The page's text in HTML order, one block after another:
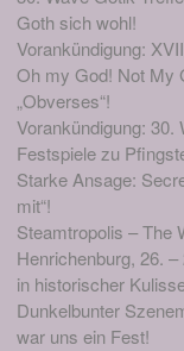
Goth sich wohl!
Vorankündigung:
Oh my God! Not My
„Obverses“!
Vorankündigung:
Festspiele zu
Starke Ansage:
mit“!
Steamtropolis – The
Henrichenburg, 26.
in historischer
Dunkelbunter
war uns ein Fest!